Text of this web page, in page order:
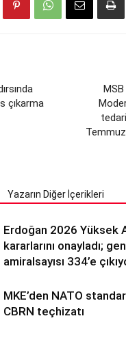
çıkarma
Yazarın Diğer İçerikleri
Erdoğan 2026 Yüksek
kararlarını onayladı;
amiralsayısı 334’e
MKE’den NATO
CBRN teçhizatı